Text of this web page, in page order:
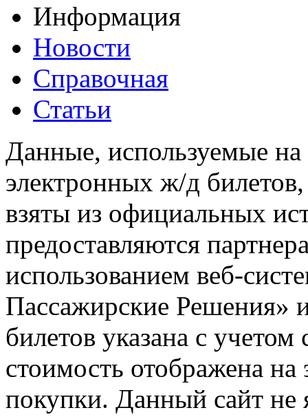
Информация
Новости
Справочная
Статьи
Данные, используемые на
электронных ж/д
взяты из официальных
предоставляются
использованием веб-
Пассажирские
билетов указана с
стоимость отображена
покупки. Данный сайт не